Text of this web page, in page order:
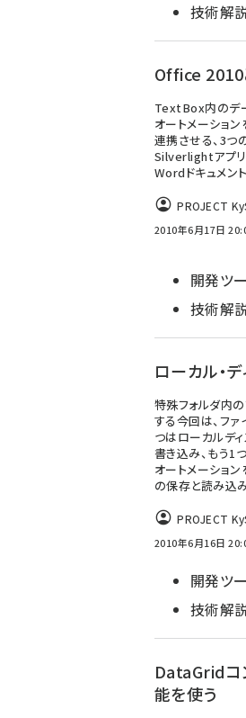
技術解
Office
TextBox内のデ
オートメーショ
連携させる、3つ
Silverlightアプリ
Wordドキュメン
PROJECT
2010年6月17日
開発ツ
技術解
ローカル・
特殊フォルダ内
する今回は、フ
つはローカルデ
書き込み、もう1
オートメーショ
の保存と読み込
PROJECT
2010年6月16日
開発ツ
技術解
DataGridコ
能を使う